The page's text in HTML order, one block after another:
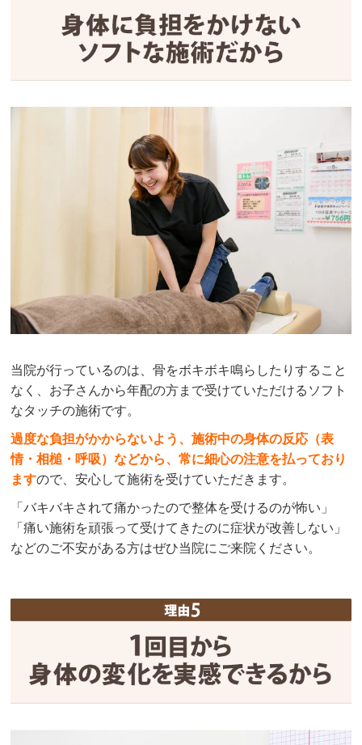
当院が行っているのは、骨をボキボキ鳴らしたりすること
なく、お子さんから年配の方まで受けていただけるソフト
なタッチの施術です。
過度な負担がかからないよう、施術中の身体の反応（表
情・相槌・呼吸）などから、常に細心の注意を払っており
ますので、安心して施術を受けていただきます。
「バキバキされて痛かったので整体を受けるのが怖い」
「痛い施術を頑張って受けてきたのに症状が改善しない」
などのご不安がある方はぜひ当院にご来院ください。